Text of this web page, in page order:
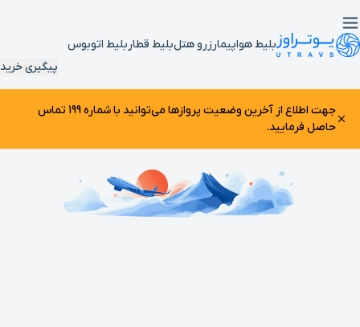
بلیط هواپیمارزرو هتلبلیط قطار بلیط اتوبوس
پیگیری خرید
جهت اطلاع از آخرین وضعیت پرواز‌ها می‌توانید با شماره 199 تماس
حاصل فرمایید.